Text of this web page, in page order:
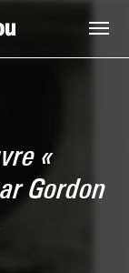
«
Gordon